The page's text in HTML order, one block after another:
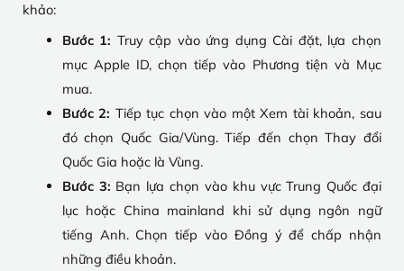
khảo:
Bước 1: Truy cập vào ứng dụng Cài đặt, lựa chọn
mục Apple ID, chọn tiếp vào Phương tiện và Mục
mua.
Bước 2: Tiếp tục chọn vào một Xem tài khoản, sau
đó chọn Quốc Gia/Vùng. Tiếp đến chọn Thay đổi
Quốc Gia hoặc là Vùng.
Bước 3: Bạn lựa chọn vào khu vực Trung Quốc đại
lục hoặc China mainland khi sử dụng ngôn ngữ
tiếng Anh. Chọn tiếp vào Đồng ý để chấp nhận
những điều khoản.